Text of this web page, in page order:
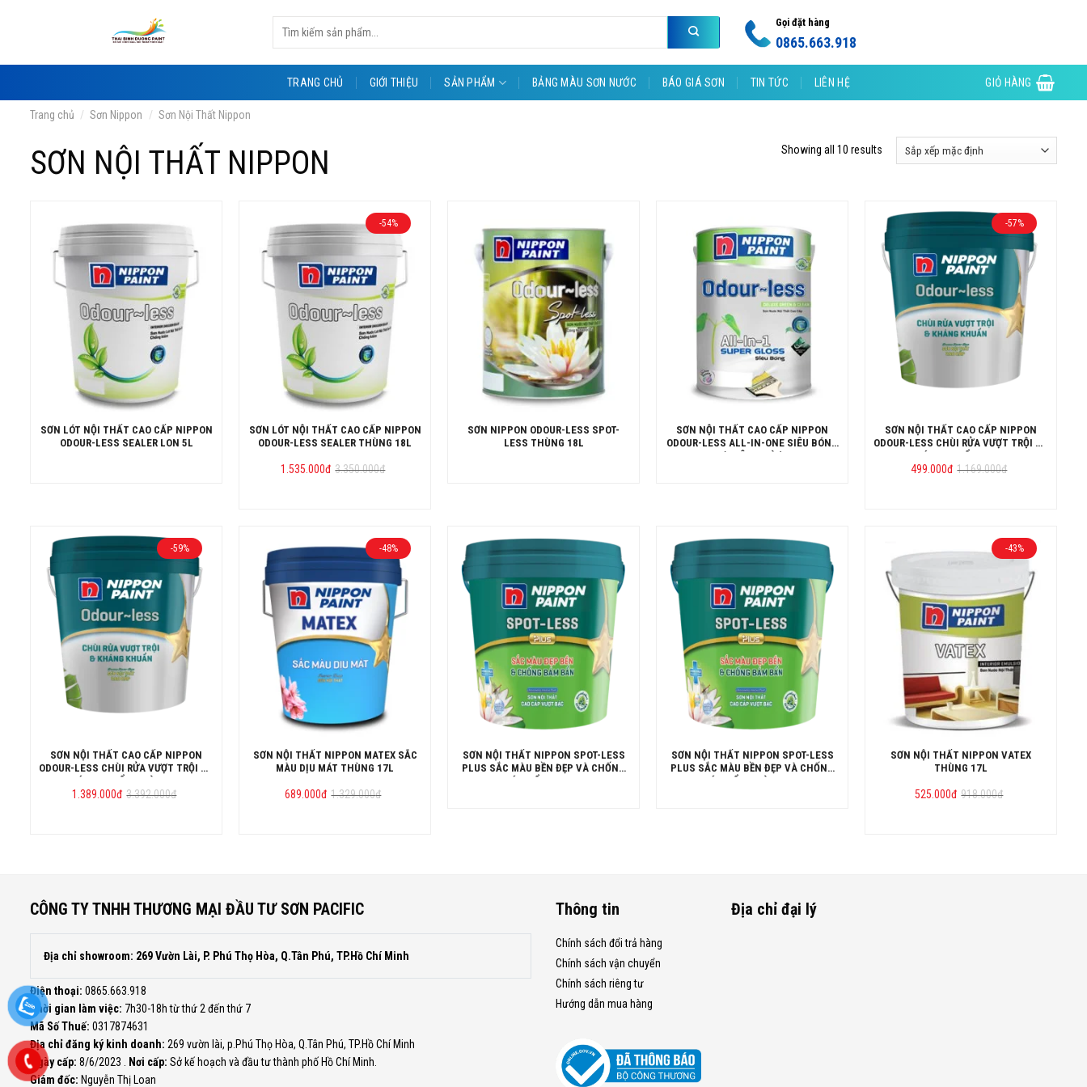
Tìm
kiếm:
Gọi đặt hàng
0865.663.918
TRANG CHỦ GIỚI THIỆU SẢN PHẨM BẢNG MÀU SƠN NƯỚC BÁO GIÁ SƠN TIN TỨC LIÊN HỆ GIỎ HÀNG
SƠN NỘI THẤT NIPPON
Trang chủ / Sơn Nippon / Sơn Nội Thất Nippon
Showing all 10 results
SƠN LÓT NỘI THẤT CAO CẤP NIPPON
ODOUR-LESS SEALER LON 5L
-54%
SƠN LÓT NỘI THẤT CAO CẤP NIPPON
ODOUR-LESS SEALER THÙNG 18L
3.350.000đ
Giá
1.535.000đ Giá
SƠN NIPPON ODOUR-LESS SPOT-
LESS THÙNG 18L
SƠN NỘI THẤT CAO CẤP NIPPON
ODOUR-LESS ALL-IN-ONE SIÊU BÓNG
(KHÔNG MÙI)
-57%
SƠN NỘI THẤT CAO CẤP NIPPON
ODOUR-LESS CHÙI RỬA VƯỢT TRỘI VÀ
KHÁNG KHUẨN LON 5L
1.169.000đ
Giá
499.000đ Giá
-59%
SƠN NỘI THẤT CAO CẤP NIPPON
ODOUR-LESS CHÙI RỬA VƯỢT TRỘI VÀ
KHÁNG KHUẨN THÙNG 15L
3.392.000đ
Giá
1.389.000đ Giá
-48%
SƠN NỘI THẤT NIPPON MATEX SẮC
MÀU DỊU MÁT THÙNG 17L
1.329.000đ
Giá
689.000đ Giá
SƠN NỘI THẤT NIPPON SPOT-LESS
PLUS SẮC MÀU BỀN ĐẸP VÀ CHỐNG
BÁM BẨN LON 5L
SƠN NỘI THẤT NIPPON SPOT-LESS
PLUS SẮC MÀU BỀN ĐẸP VÀ CHỐNG
BÁM BẨN THÙNG 15L
-43%
SƠN NỘI THẤT NIPPON VATEX
THÙNG 17L
918.000đ
Giá
525.000đ Giá
CÔNG TY TNHH THƯƠNG MẠI ĐẦU TƯ SƠN PACIFIC
Địa chỉ showroom: 269 Vườn Lài, P. Phú Thọ Hòa, Q.Tân Phú, TP.Hồ Chí Minh
Điện thoại: 0865.663.918
Thời gian làm việc: 7h30-18h từ thứ 2 đến thứ 7
Mã Số Thuế: 0317874631
Địa chỉ đăng ký kinh doanh: 269 vườn lài, p.Phú Thọ Hòa, Q.Tân Phú, TP.Hồ Chí Minh
Ngày cấp: 8/6/2023 . Nơi cấp: Sở kế hoạch và đầu tư thành phố Hồ Chí Minh.
Giám đốc: Nguyễn Thị Loan
Thông tin
Chính sách đổi trả hàng
Chính sách vận chuyển
Chính sách riêng tư
Hướng dẫn mua hàng
Địa chỉ đại lý